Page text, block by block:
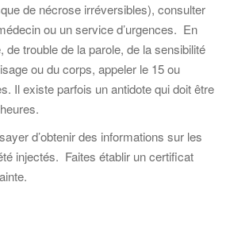
de nécrose irréversibles), consulter
ou un service d’urgences. En
de trouble de la parole, de la sensibilité
ou du corps, appeler le 15 ou
Il existe parfois un antidote qui doit être
d’obtenir des informations sur les
injectés. Faites établir un certificat